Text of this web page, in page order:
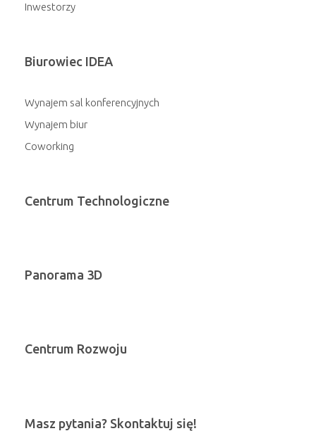
Inwestorzy
Biurowiec IDEA
Wynajem sal konferencyjnych
Wynajem biur
Coworking
Centrum Technologiczne
Panorama 3D
Centrum Rozwoju
Masz pytania? Skontaktuj się!